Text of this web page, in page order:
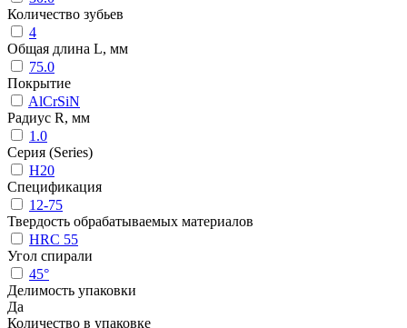
Количество зубьев
4
Общая длина L, мм
75.0
Покрытие
AlCrSiN
Радиус R, мм
1.0
Серия (Series)
H20
Спецификация
12-75
Твердость обрабатываемых материалов
HRC 55
Угол спирали
45°
Делимость упаковки
Да
Количество в упаковке